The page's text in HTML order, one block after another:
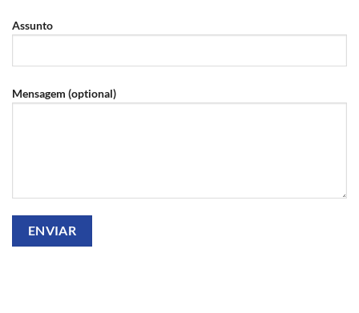
Assunto
Mensagem (optional)